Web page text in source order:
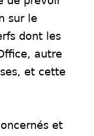
sur le
dont les
autre
et cette
et